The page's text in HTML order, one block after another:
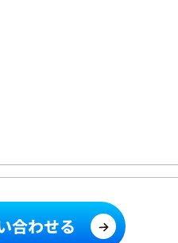
合わせる